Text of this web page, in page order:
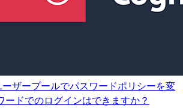
ザープールでパスワードポリシーを変
ードでのログインはできますか？